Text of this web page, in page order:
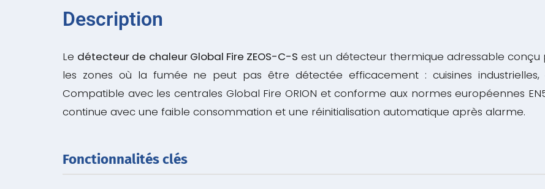
Description
Le détecteur de chaleur Global Fire ZEOS-C-S est un détecteur thermique adressable conçu
les zones où la fumée ne peut pas être détectée efficacement : cuisines industrielles,
Compatible avec les centrales Global Fire ORION et conforme aux normes européennes
continue avec une faible consommation et une réinitialisation automatique après alarme.
Fonctionnalités clés